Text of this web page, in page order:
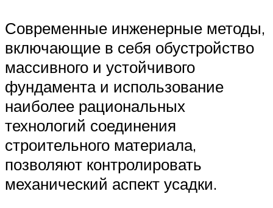
Современные инженерные методы,
включающие в себя обустройство
массивного и устойчивого
фундамента и использование
наиболее рациональных
технологий соединения
строительного материала,
позволяют контролировать
механический аспект усадки.